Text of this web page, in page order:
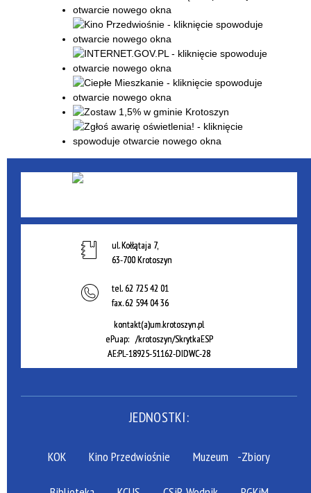
ul. Kołłątaja 7,
63-700 Krotoszyn
tel.62 725 42 01
fax.62 594 04 36
kontakt(a)um.krotoszyn.pl
ePuap: /krotoszyn/SkrytkaESP
AE:PL-18925-51162-DIDWC-28
JEDNOSTKI:
KOK Kino Przedwiośnie Muzeum -Zbiory